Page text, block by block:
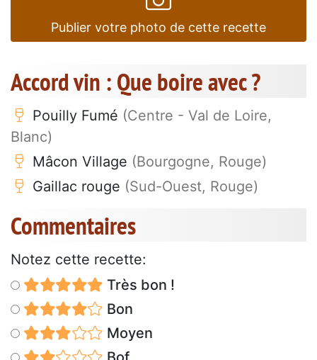
Publier votre photo de cette recette
Accord vin : Que boire avec ?
Pouilly Fumé (Centre - Val de Loire,
Blanc)
Mâcon Village (Bourgogne, Rouge)
Gaillac rouge (Sud-Ouest, Rouge)
Commentaires
Notez cette recette:
Très bon !
Bon
Moyen